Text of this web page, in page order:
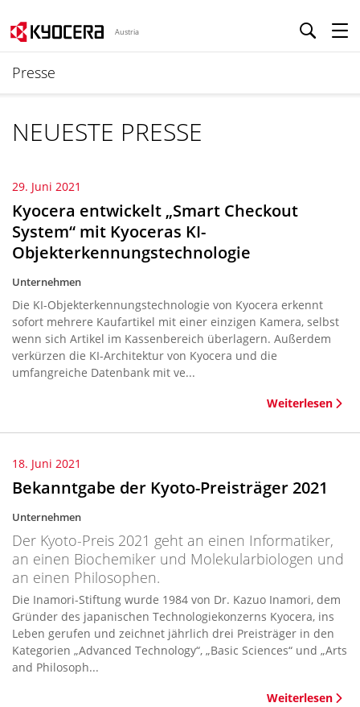
Austria
Presse
NEUESTE PRESSE
29. Juni 2021
Kyocera entwickelt „Smart Checkout
System“ mit Kyoceras KI-
Objekterkennungstechnologie
Unternehmen
Die KI-Objekterkennungstechnologie von Kyocera erkennt
sofort mehrere Kaufartikel mit einer einzigen Kamera, selbst
wenn sich Artikel im Kassenbereich überlagern. Außerdem
verkürzen die KI-Architektur von Kyocera und die
umfangreiche Datenbank mit ve...
Weiterlesen
18. Juni 2021
Bekanntgabe der Kyoto-Preisträger 2021
Unternehmen
Der Kyoto-Preis 2021 geht an einen Informatiker,
an einen Biochemiker und Molekularbiologen und
an einen Philosophen.
Die Inamori-Stiftung wurde 1984 von Dr. Kazuo Inamori, dem
Gründer des japanischen Technologiekonzerns Kyocera, ins
Leben gerufen und zeichnet jährlich drei Preisträger in den
Kategorien „Advanced Technology“, „Basic Sciences“ und „Arts
and Philosoph...
Weiterlesen